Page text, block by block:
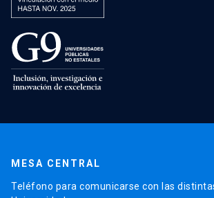
MESA CENTRAL
Teléfono para comunicarse con las